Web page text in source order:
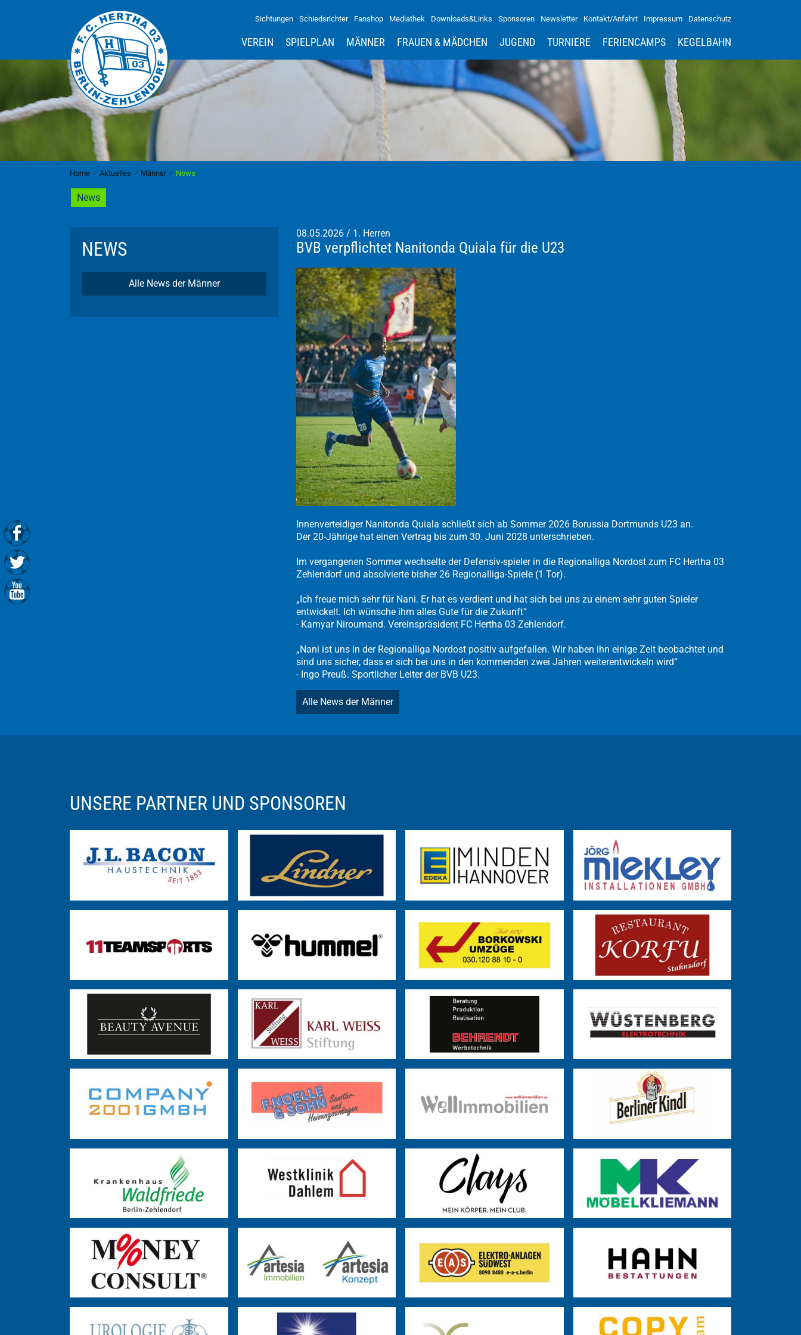
Sichtungen Schiedsrichter Fanshop Mediathek Downloads&Links Sponsoren Newsletter Kontakt/Anfahrt Impressum Datenschutz
VEREIN SPIELPLAN MÄNNER FRAUEN & MÄDCHEN JUGEND TURNIERE FERIENCAMPS KEGELBAHN
Home ⁄ Aktuelles ⁄ Männer ⁄ News
News
NEWS
Alle News der Männer
08.05.2026 / 1. Herren
BVB verpflichtet Nanitonda Quiala für die U23
Innenverteidiger Nanitonda Quiala schließt sich ab Sommer 2026 Borussia Dortmunds U23 an.
Der 20-Jährige hat einen Vertrag bis zum 30. Juni 2028 unterschrieben.
Im vergangenen Sommer wechselte der Defensiv-spieler in die Regionalliga Nordost zum FC Hertha 03
Zehlendorf und absolvierte bisher 26 Regionalliga-Spiele (1 Tor).
„Ich freue mich sehr für Nani. Er hat es verdient und hat sich bei uns zu einem sehr guten Spieler
entwickelt. Ich wünsche ihm alles Gute für die Zukunft“
- Kamyar Niroumand. Vereinspräsident FC Hertha 03 Zehlendorf.
„Nani ist uns in der Regionalliga Nordost positiv aufgefallen. Wir haben ihn einige Zeit beobachtet und
sind uns sicher, dass er sich bei uns in den kommenden zwei Jahren weiterentwickeln wird“
- Ingo Preuß. Sportlicher Leiter der BVB U23.
Alle News der Männer
UNSERE PARTNER UND SPONSOREN